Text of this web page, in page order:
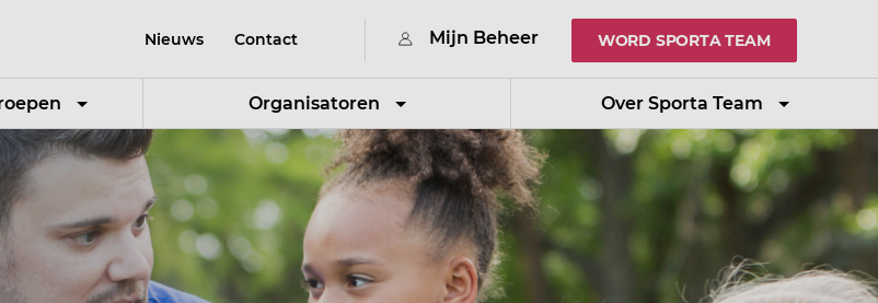
Nieuws Contact Mijn Beheer WORD SPORTA TEAM
Organisatoren Over Sporta Team